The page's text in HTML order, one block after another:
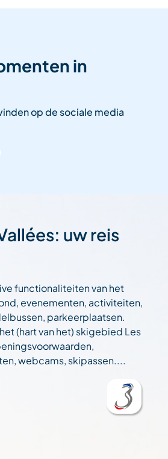
in
op de sociale media
uw reis
functionaliteiten van het
evenementen, activiteiten,
parkeerplaatsen.
(hart van het) skigebied Les
webcams, skipassen....